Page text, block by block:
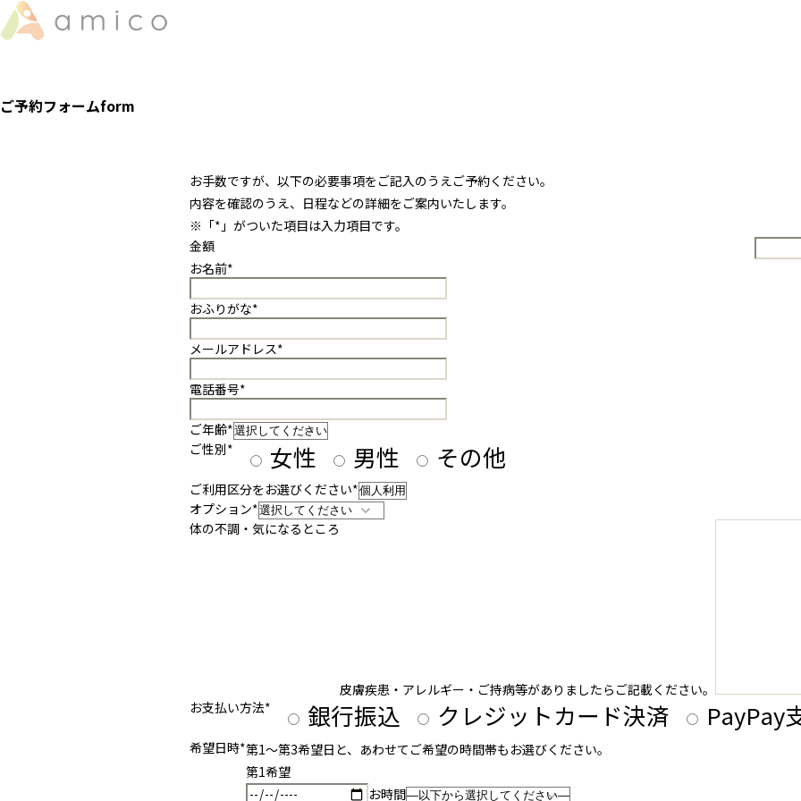
ご予約フォームform
お手数ですが、以下の必要事項をご記入のうえご予約ください。
内容を確認のうえ、日程などの詳細をご案内いたします。
※「* 」がついた項目は入力項目です。
金額
お名前*
おふりがな*
メールアドレス*
電話番号*
ご年齢*
ご性別* 女性 男性 その他
ご利用区分をお選びください*
オプション*
体の不調・気になるところ
皮膚疾患・アレルギー・ご持病等がありましたらご記載ください。
お支払い方法* 銀行振込 クレジットカード決済 PayPay
希望日時*第1〜第3希望日と、あわせてご希望の時間帯もお選びください。
第1希望
お時間